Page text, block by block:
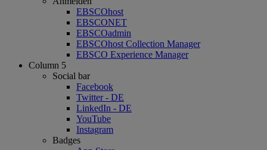
EBSCOhost
EBSCONET
EBSCOadmin
EBSCOhost Collection Manager
EBSCO Experience Manager
Column 5
Social bar
Facebook
Twitter - DE
LinkedIn - DE
YouTube
Instagram
Badges